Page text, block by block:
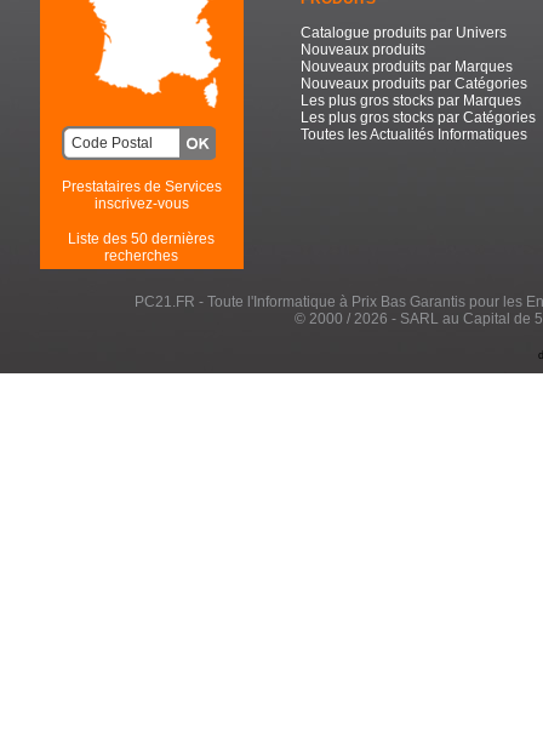
Prestataires de Services
inscrivez-vous
Liste des 50 dernières
recherches
Catalogue produits par Univers
Nouveaux produits
Nouveaux produits par Marques
Nouveaux produits par Catégories
Les plus gros stocks par Marques
Les plus gros stocks par Catégories
Toutes les Actualités Informatiques
PC21.FR - Toute l'Informatique à Prix Bas Garantis pour les
© 2000 / 2026 - SARL au Capital de